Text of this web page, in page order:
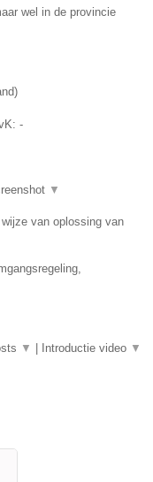
wel in de provincie
)
-
▼
van oplossing van
▼ Introductie video ▼